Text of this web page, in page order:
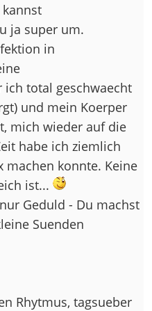
ja super um.
in
ich total geschwaecht
und mein Koerper
mich wieder auf die
habe ich ziemlich
machen konnte. Keine
ist...
Geduld - Du machst
Suenden
Rhytmus, tagsueber